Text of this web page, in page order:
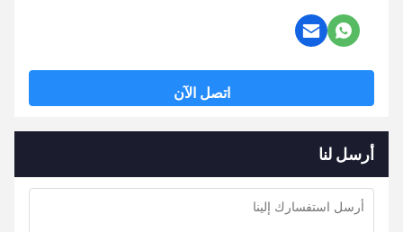
اتصل الآن
أرسل لنا